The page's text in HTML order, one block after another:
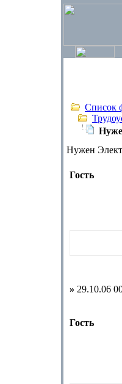
Список
Нужен
Гость
» 29.10.06
Гость